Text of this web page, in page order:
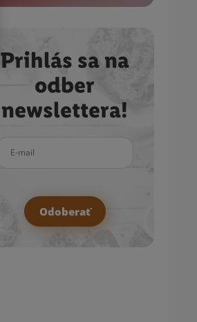
Prihlás sa na
odber
newslettera!
Odoberať